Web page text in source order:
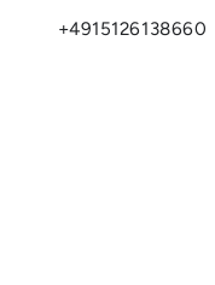
+4915126138660